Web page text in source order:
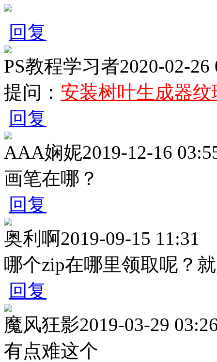
回复
PS教程学习者2020-02-26
提问： 安装树叶生成器
回复
AAA娴妮2019-12-16
画笔在哪？
回复
奥利啊2019-09-15 11:31
哪个zip在哪里领取呢？
回复
魔风狂影2019-03-29
有点难这个